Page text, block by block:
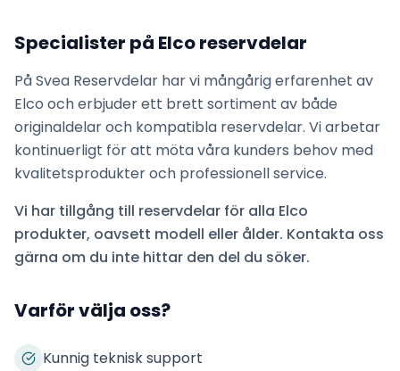
Specialister på Elcoreservdelar
På Svea Reservdelar har vi mångårig erfarenhet av
Elco och erbjuder ett brett sortiment av både
originaldelar och kompatibla reservdelar. Vi arbetar
kontinuerligt för att möta våra kunders behov med
kvalitetsprodukter och professionell service.
Vi har tillgång till reservdelar för alla Elco
produkter, oavsett modell eller ålder. Kontakta oss
gärna om du inte hittar den del du söker.
Varför välja oss?
Kunnig teknisk support